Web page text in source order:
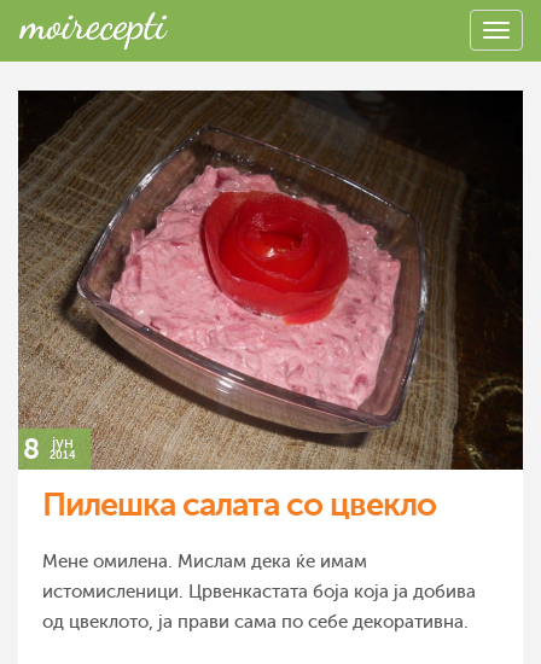
8 јун
2014
Пилешка салата со цвекло
Мене омилена. Мислам дека ќе имам
истомисленици. Црвенкастата боја која ја добива
од цвеклото, ја прави сама по себе декоративна.